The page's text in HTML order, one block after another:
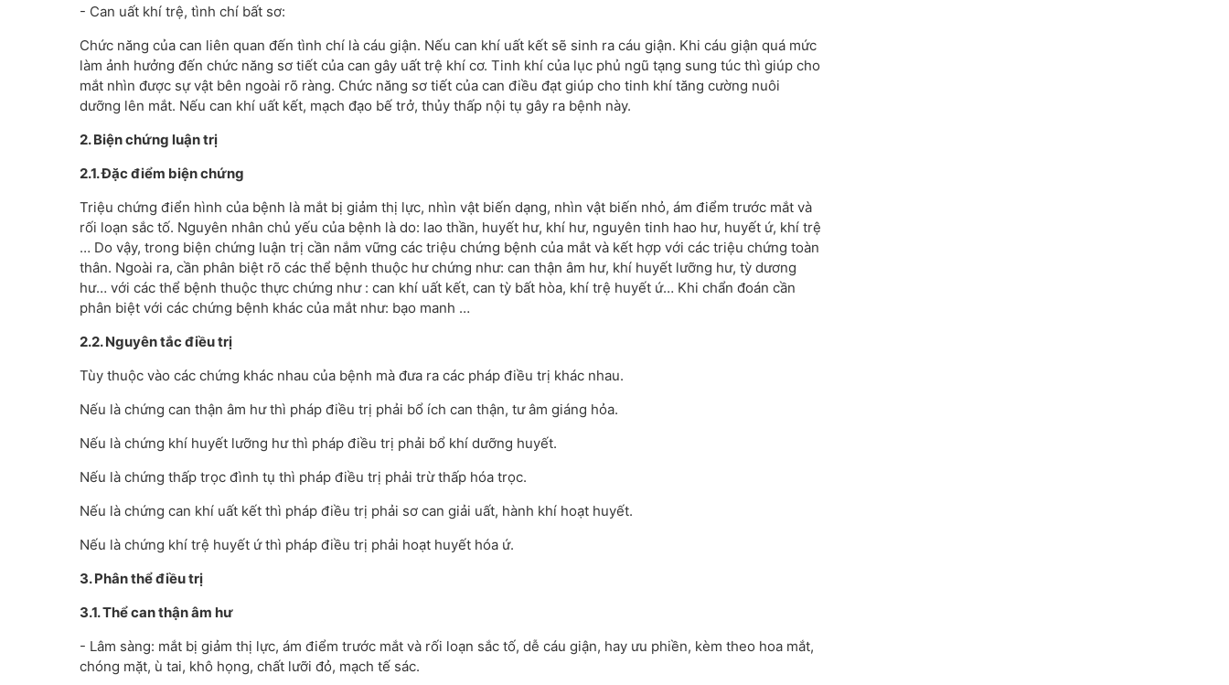
- Can uất khí trệ, tình chí bất sơ:
Chức năng của can liên quan đến tình chí là cáu giận. Nếu can khí uất kết sẽ sinh ra cáu giận. Khi cáu giận quá mức
làm ảnh hưởng đến chức năng sơ tiết của can gây uất trệ khí cơ. Tinh khí của lục phủ ngũ tạng sung túc thì giúp cho
mắt nhìn được sự vật bên ngoài rõ ràng. Chức năng sơ tiết của can điều đạt giúp cho tinh khí tăng cường nuôi
dưỡng lên mắt. Nếu can khí uất kết, mạch đạo bế trở, thủy thấp nội tụ gây ra bệnh này.
2. Biện chứng luận trị
2.1. Đặc điểm biện chứng
Triệu chứng điển hình của bệnh là mắt bị giảm thị lực, nhìn vật biến dạng, nhìn vật biến nhỏ, ám điểm trước mắt và
rối loạn sắc tố. Nguyên nhân chủ yếu của bệnh là do: lao thần, huyết hư, khí hư, nguyên tinh hao hư, huyết ứ, khí trệ
… Do vậy, trong biện chứng luận trị cần nắm vững các triệu chứng bệnh của mắt và kết hợp với các triệu chứng toàn
thân. Ngoài ra, cần phân biệt rõ các thể bệnh thuộc hư chứng như: can thận âm hư, khí huyết lưỡng hư, tỳ dương
hư… với các thể bệnh thuộc thực chứng như : can khí uất kết, can tỳ bất hòa, khí trệ huyết ứ… Khi chẩn đoán cần
phân biệt với các chứng bệnh khác của mắt như: bạo manh …
2.2. Nguyên tắc điều trị
Tùy thuộc vào các chứng khác nhau của bệnh mà đưa ra các pháp điều trị khác nhau.
Nếu là chứng can thận âm hư thì pháp điều trị phải bổ ích can thận, tư âm giáng hỏa.
Nếu là chứng khí huyết lưỡng hư thì pháp điều trị phải bổ khí dưỡng huyết.
Nếu là chứng thấp trọc đình tụ thì pháp điều trị phải trừ thấp hóa trọc.
Nếu là chứng can khí uất kết thì pháp điều trị phải sơ can giải uất, hành khí hoạt huyết.
Nếu là chứng khí trệ huyết ứ thì pháp điều trị phải hoạt huyết hóa ứ.
3. Phân thể điều trị
3.1. Thể can thận âm hư
- Lâm sàng: mắt bị giảm thị lực, ám điểm trước mắt và rối loạn sắc tố, dễ cáu giận, hay ưu phiền, kèm theo hoa mắt,
chóng mặt, ù tai, khô họng, chất lưỡi đỏ, mạch tế sác.